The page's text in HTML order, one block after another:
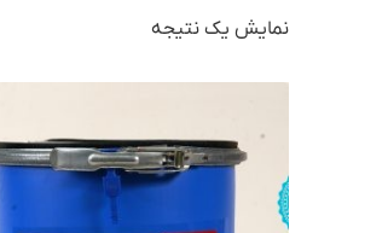
نمایش یک نتیجه